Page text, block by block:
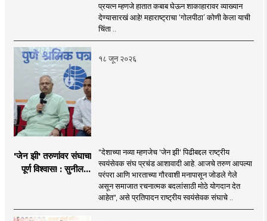
प्रयत्न म्हणजे हातात कबाब घेऊन शाकाहारावर व्याख्यान
देण्यासारखं आहे! महाराष्ट्राचा ‘गोलपीठा’ कोणी केला याची
चिंता ..
१८ जून २०२६
'जेन झी' तरुणांवर संघाचा
पूर्ण विश्वास! : सुनील
"देशाच्या नव्या म्हणजेच 'जेन झी' पिढीबद्दल राष्ट्रीय
स्वयंसेवक संघ प्रचंड आशावादी आहे. आजचे तरुण आपल्या
परंपरा आणि भारताच्या गौरवाशी मनापासून जोडले गेले
असून समाजात रचनात्मक बदलांसाठी मोठे योगदान देत
आहेत", असे प्रतिपादन राष्ट्रीय स्वयंसेवक संघाचे ..